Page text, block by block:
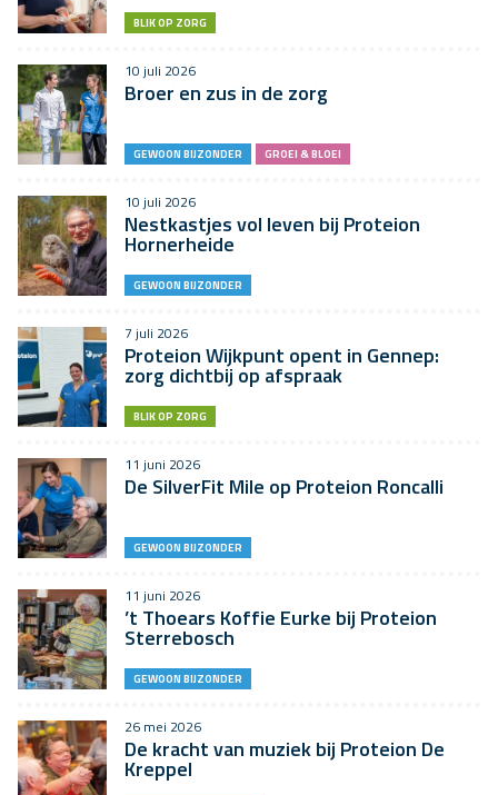
BLIK OP ZORG
10 juli 2026
Broer en zus in de zorg
GEWOON BIJZONDER GROEI & BLOEI
10 juli 2026
Nestkastjes vol leven bij Proteion
Hornerheide
GEWOON BIJZONDER
7 juli 2026
Proteion Wijkpunt opent in Gennep:
zorg dichtbij op afspraak
BLIK OP ZORG
11 juni 2026
De SilverFit Mile op Proteion Roncalli
GEWOON BIJZONDER
11 juni 2026
’t Thoears Koffie Eurke bij Proteion
Sterrebosch
GEWOON BIJZONDER
26 mei 2026
De kracht van muziek bij Proteion De
Kreppel